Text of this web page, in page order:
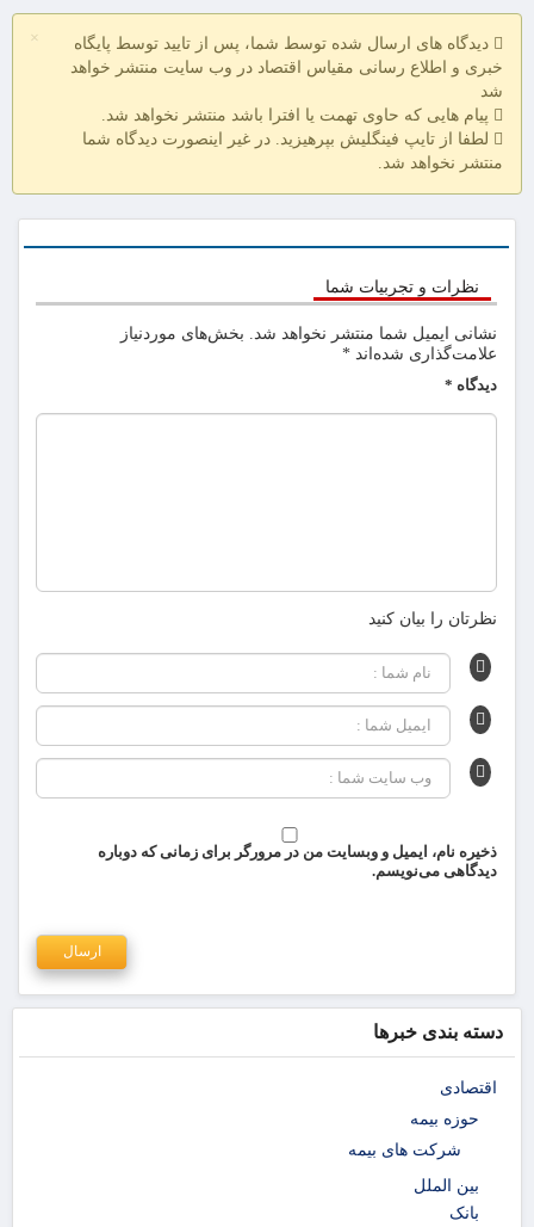
×
دیدگاه های ارسال شده توسط شما، پس از تایید توسط پایگاه
خبری و اطلاع رسانی مقیاس اقتصاد در وب سایت منتشر خواهد
شد
پیام هایی که حاوی تهمت یا افترا باشد منتشر نخواهد شد.
لطفا از تایپ فینگلیش بپرهیزید. در غیر اینصورت دیدگاه شما
منتشر نخواهد شد.
نظرات و تجربیات شما
نشانی ایمیل شما منتشر نخواهد شد.
بخش‌های موردنیاز
علامت‌گذاری شده‌اند *
دیدگاه *
نظرتان را بیان کنید
ذخیره نام، ایمیل و وبسایت من در مرورگر برای زمانی که دوباره
دیدگاهی می‌نویسم.
دسته بندی خبرها
اقتصادی
حوزه بیمه
شرکت های بیمه
بین الملل
بانک